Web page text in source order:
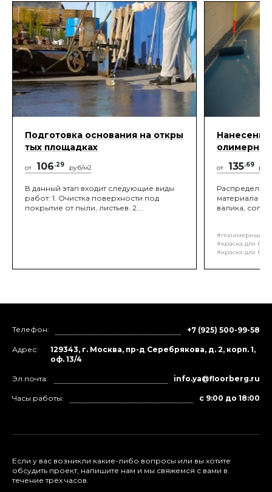
Подготовка основания на откры
тых площадках
от 106.29 руб/м2
В данный этап входит следующие виды
работ: 1. Очистка поверхности под
покрытие от пыли, листьев. 2.
Нанесение
от 135.69
материала
валика,
#полимерные
#краска для
#краска для
#краска для
Телефон: +7 (925) 500-99-58
Адрес:
129343, г. Москва, пр-д Серебрякова, д. 2, корп. 1,
оф. 13/4
Эл.почта: info.ya@floorberg.ru
Часы работы: с 9:00 до 18:00
Если у вас возникли какие-либо вопросы или вы хотите
обсудить проект, напишите нам и мы свяжемся с вами в
течение трёх часов.